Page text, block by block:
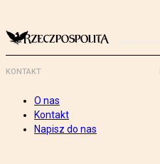
KONTAKT
O nas
Kontakt
Napisz do nas